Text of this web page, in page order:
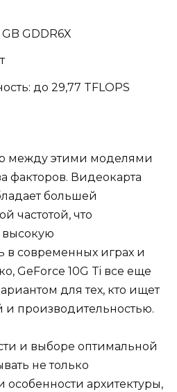
GDDR6X
до 29,77 TFLOPS
между этими моделями
факторов. Видеокарта
большей
частотой, что
высокую
в современных играх и
GeForce 10G Ti все еще
для тех, кто ищет
производительностью.
и выборе оптимальной
не только
особенности архитектуры,